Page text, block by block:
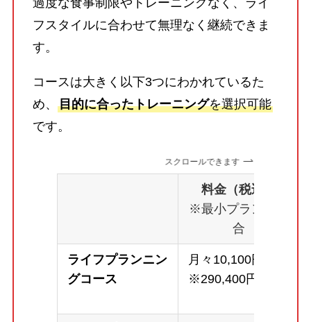
過度な食事制限やトレーニングなく、ライ
フスタイルに合わせて無理なく継続できま
す。
コースは大きく以下3つにわかれているた
め、 目的に合ったトレーニングを選択可能
です。
スクロールできます
料金（税込）
※最小プランの場
合
ライフプランニン
グコース
月々10,100円～
※290,400円